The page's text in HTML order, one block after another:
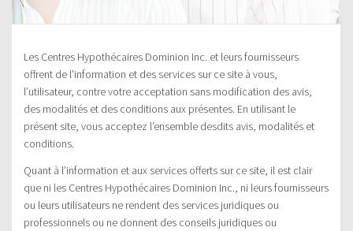
Les Centres Hypothécaires Dominion Inc. et leurs fournisseurs
offrent de l’information et des services sur ce site à vous,
l’utilisateur, contre votre acceptation sans modification des avis,
des modalités et des conditions aux présentes. En utilisant le
présent site, vous acceptez l’ensemble desdits avis, modalités et
conditions.
Quant à l’information et aux services offerts sur ce site, il est clair
que ni les Centres Hypothécaires Dominion Inc., ni leurs fournisseurs
ou leurs utilisateurs ne rendent des services juridiques ou
professionnels ou ne donnent des conseils juridiques ou